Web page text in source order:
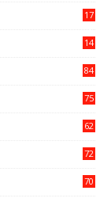
17
14
84
75
62
72
70